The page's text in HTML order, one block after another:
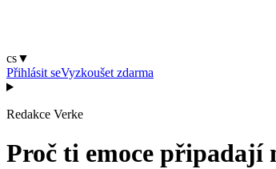
cs▼
Přihlásit seVyzkoušet zdarma
Redakce Verke
Proč ti emoce připadají